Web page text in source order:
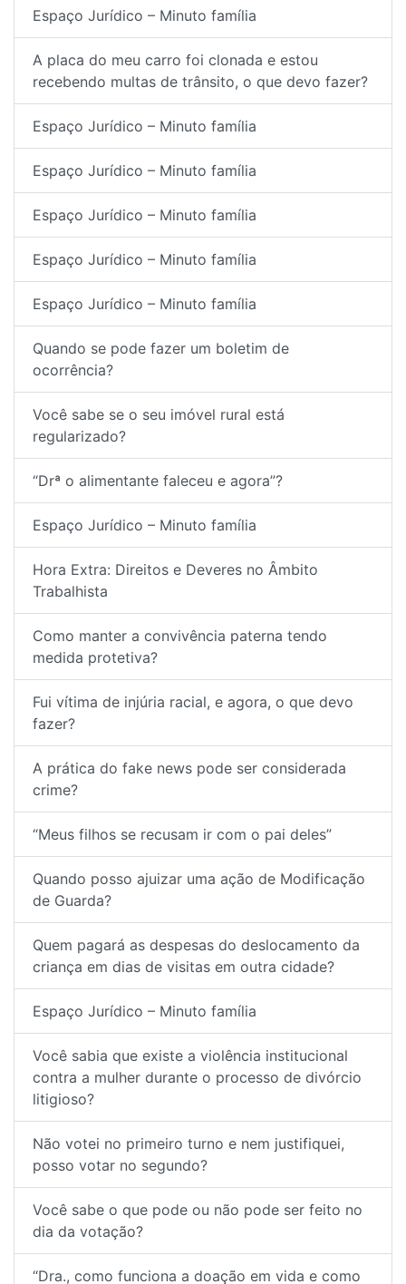
Espaço Jurídico – Minuto família
A placa do meu carro foi clonada e estou
recebendo multas de trânsito, o que devo fazer?
Espaço Jurídico – Minuto família
Espaço Jurídico – Minuto família
Espaço Jurídico – Minuto família
Espaço Jurídico – Minuto família
Espaço Jurídico – Minuto família
Quando se pode fazer um boletim de
ocorrência?
Você sabe se o seu imóvel rural está
regularizado?
“Drª o alimentante faleceu e agora”?
Espaço Jurídico – Minuto família
Hora Extra: Direitos e Deveres no Âmbito
Trabalhista
Como manter a convivência paterna tendo
medida protetiva?
Fui vítima de injúria racial, e agora, o que devo
fazer?
A prática do fake news pode ser considerada
crime?
“Meus filhos se recusam ir com o pai deles”
Quando posso ajuizar uma ação de Modificação
de Guarda?
Quem pagará as despesas do deslocamento da
criança em dias de visitas em outra cidade?
Espaço Jurídico – Minuto família
Você sabia que existe a violência institucional
contra a mulher durante o processo de divórcio
litigioso?
Não votei no primeiro turno e nem justifiquei,
posso votar no segundo?
Você sabe o que pode ou não pode ser feito no
dia da votação?
“Dra., como funciona a doação em vida e como